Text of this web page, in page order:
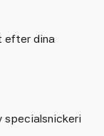
efter dina
specialsnickeri